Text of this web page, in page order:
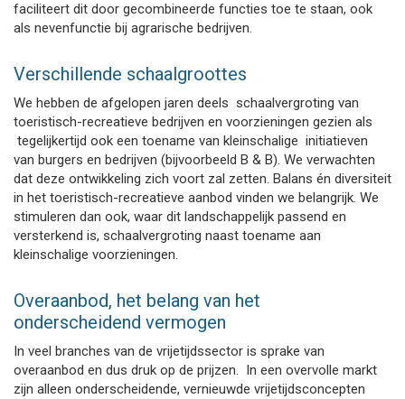
faciliteert dit door gecombineerde functies toe te staan, ook
als nevenfunctie bij agrarische bedrijven.
Verschillende schaalgroottes
We hebben de afgelopen jaren deels schaalvergroting van
toeristisch-recreatieve bedrijven en voorzieningen gezien als
tegelijkertijd ook een toename van kleinschalige initiatieven
van burgers en bedrijven (bijvoorbeeld B & B). We verwachten
dat deze ontwikkeling zich voort zal zetten. Balans én diversiteit
in het toeristisch-recreatieve aanbod vinden we belangrijk. We
stimuleren dan ook, waar dit landschappelijk passend en
versterkend is, schaalvergroting naast toename aan
kleinschalige voorzieningen.
Overaanbod, het belang van het
onderscheidend vermogen
In veel branches van de vrijetijdssector is sprake van
overaanbod en dus druk op de prijzen. In een overvolle markt
zijn alleen onderscheidende, vernieuwde vrijetijdsconcepten